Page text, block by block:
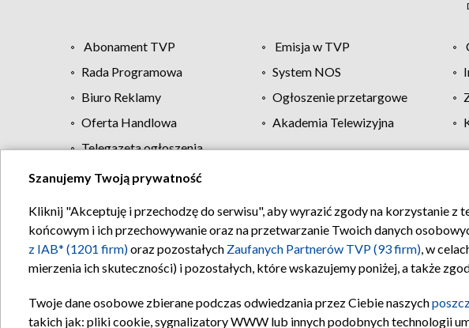
Abonament TVP Emisja w TVP
Rada Programowa
System NOS
Biuro Reklamy
Ogłoszenie przetargowe
Oferta Handlowa
Akademia Telewizyjna
Telegazeta ogłoszenia
Regulamin TVP Polityka prywatności
Szanujemy Twoją prywatność
Kliknij "Akceptuję i przechodzę do serwisu", aby wyrazić zgody na korzystanie
końcowym i ich przechowywanie oraz na przetwarzanie Twoich danych
z IAB* (1201 firm)oraz pozostałych Zaufanych Partnerów TVP (93 firm), w
mierzenia ich skuteczności) i pozostałych, które wskazujemy poniżej, a także
Twoje dane osobowe zbierane podczas odwiedzania przez Ciebie naszych
takich jak: pliki cookie, sygnalizatory WWW lub innych podobnych technologii